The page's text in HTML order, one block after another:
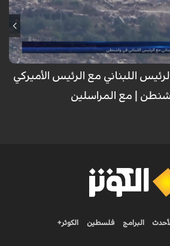
بالغارات من المسيرات على بلدات
واستكمال لعمليات التفخيخ وتفجير
والخيام وكفر تبنيت وتأكيد من قبل حزب الله أن
اللبنانية للعدو الأمريكي والصهيوني لن تمر.
اللبناني مع الرئيس الأميركي
| مع المراسلين
البرامج فلسطين الكوثر+